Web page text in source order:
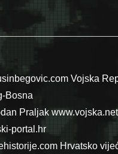
Vojska
Bosna
Praljak www.vojska.net
portal.hr
Hrvatsko